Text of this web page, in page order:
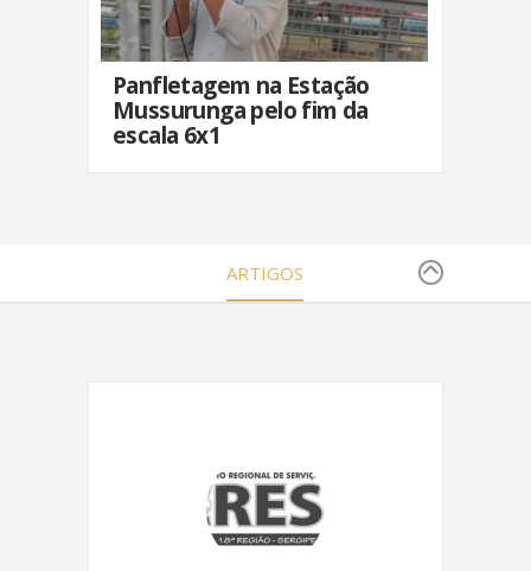
Panfletagem na Estação
Mussurunga pelo fim da
escala 6x1
ARTIGOS